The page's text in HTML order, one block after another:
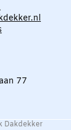
77
Dakdekker